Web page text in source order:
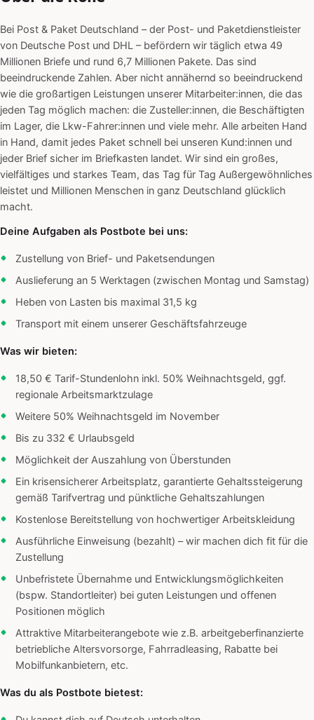
Bei Post & Paket Deutschland – der Post- und Paketdienstleister
von Deutsche Post und DHL – befördern wir täglich etwa 49
Millionen Briefe und rund 6,7 Millionen Pakete. Das sind
beeindruckende Zahlen. Aber nicht annähernd so beeindruckend
wie die großartigen Leistungen unserer Mitarbeiter:innen, die das
jeden Tag möglich machen: die Zusteller:innen, die Beschäftigten
im Lager, die Lkw-Fahrer:innen und viele mehr. Alle arbeiten Hand
in Hand, damit jedes Paket schnell bei unseren Kund:innen und
jeder Brief sicher im Briefkasten landet. Wir sind ein großes,
vielfältiges und starkes Team, das Tag für Tag Außergewöhnliches
leistet und Millionen Menschen in ganz Deutschland glücklich
macht.
Deine Aufgaben als Postbote bei uns:
Zustellung von Brief- und Paketsendungen
Auslieferung an 5 Werktagen (zwischen Montag und Samstag)
Heben von Lasten bis maximal 31,5 kg
Transport mit einem unserer Geschäftsfahrzeuge
Was wir bieten:
18,50 € Tarif-Stundenlohn inkl. 50% Weihnachtsgeld, ggf.
regionale Arbeitsmarktzulage
Weitere 50% Weihnachtsgeld im November
Bis zu 332 € Urlaubsgeld
Möglichkeit der Auszahlung von Überstunden
Ein krisensicherer Arbeitsplatz, garantierte Gehaltssteigerung
gemäß Tarifvertrag und pünktliche Gehaltszahlungen
Kostenlose Bereitstellung von hochwertiger Arbeitskleidung
Ausführliche Einweisung (bezahlt) – wir machen dich fit für die
Zustellung
Unbefristete Übernahme und Entwicklungsmöglichkeiten
(bspw. Standortleiter) bei guten Leistungen und offenen
Positionen möglich
Attraktive Mitarbeiterangebote wie z.B. arbeitgeberfinanzierte
betriebliche Altersvorsorge, Fahrradleasing, Rabatte bei
Mobilfunkanbietern, etc.
Was du als Postbote bietest: